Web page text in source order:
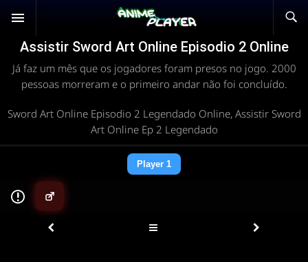
Assistir Sword Art Online Episodio 2 Online
Já faz um mês que os jogadores foram presos no jogo. 2000
pessoas morreram e o primeiro andar não foi concluído.
Sword Art Online Episodio 2 Legendado Online, Assistir Sword
Art Online Ep 2 Legendado
Player 1
▶